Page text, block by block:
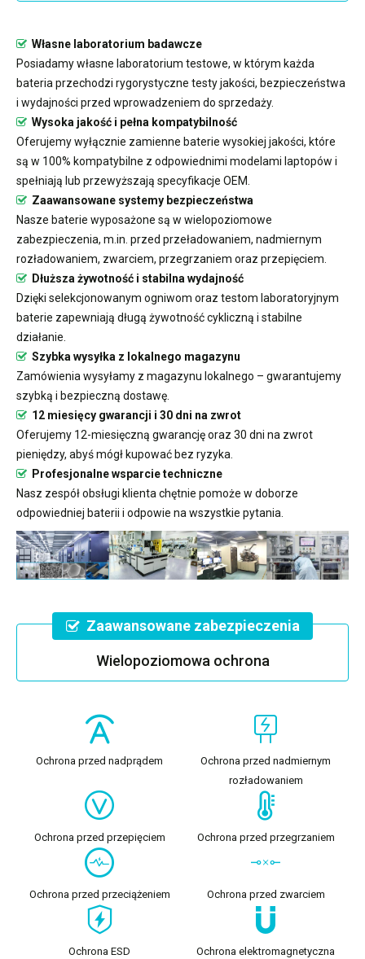
Własne laboratorium badawcze
Posiadamy własne laboratorium testowe, w którym każda
bateria przechodzi rygorystyczne testy jakości, bezpieczeństwa
i wydajności przed wprowadzeniem do sprzedaży.
Wysoka jakość i pełna kompatybilność
Oferujemy wyłącznie zamienne baterie wysokiej jakości, które
są w 100% kompatybilne z odpowiednimi modelami laptopów i
spełniają lub przewyższają specyfikacje OEM.
Zaawansowane systemy bezpieczeństwa
Nasze baterie wyposażone są w wielopoziomowe
zabezpieczenia, m.in. przed przeładowaniem, nadmiernym
rozładowaniem, zwarciem, przegrzaniem oraz przepięciem.
Dłuższa żywotność i stabilna wydajność
Dzięki selekcjonowanym ogniwom oraz testom laboratoryjnym
baterie zapewniają długą żywotność cykliczną i stabilne
działanie.
Szybka wysyłka z lokalnego magazynu
Zamówienia wysyłamy z magazynu lokalnego – gwarantujemy
szybką i bezpieczną dostawę.
12 miesięcy gwarancji i 30 dni na zwrot
Oferujemy 12-miesięczną gwarancję oraz 30 dni na zwrot
pieniędzy, abyś mógł kupować bez ryzyka.
Profesjonalne wsparcie techniczne
Nasz zespół obsługi klienta chętnie pomoże w doborze
odpowiedniej baterii i odpowie na wszystkie pytania.
Zaawansowane zabezpieczenia
Wielopoziomowa ochrona
Ochrona przed nadprądem
Ochrona przed nadmiernym
rozładowaniem
Ochrona przed przepięciem Ochrona przed przegrzaniem
Ochrona przed przeciążeniem Ochrona przed zwarciem
Ochrona ESD Ochrona elektromagnetyczna